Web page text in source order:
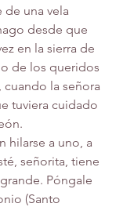
de una vela
desde que
en la sierra de
de los queridos
la señora
tuviera cuidado
hilarse a uno, a
señorita, tiene
Póngale
(Santo